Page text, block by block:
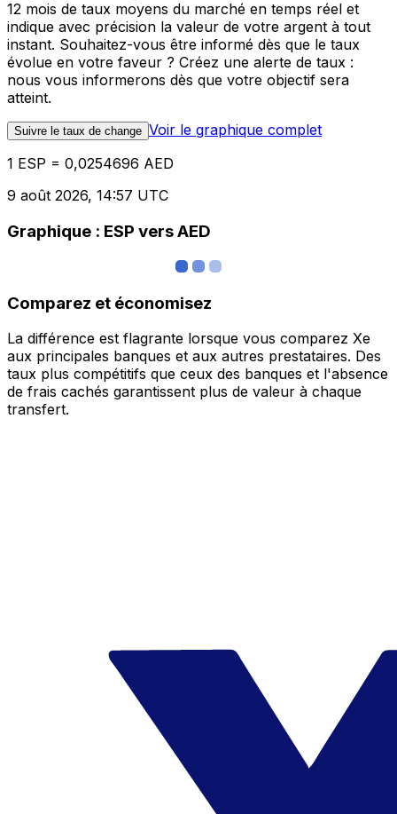
12 mois de taux moyens du marché en temps réel et
indique avec précision la valeur de votre argent à tout
instant. Souhaitez-vous être informé dès que le taux
évolue en votre faveur ? Créez une alerte de taux :
nous vous informerons dès que votre objectif sera
atteint.
Suivre le taux de change Voir le graphique complet
1 ESP = 0,0254696 AED
9 août 2026, 14:57 UTC
Graphique : ESP vers AED
Comparez et économisez
La différence est flagrante lorsque vous comparez Xe
aux principales banques et aux autres prestataires. Des
taux plus compétitifs que ceux des banques et l'absence
de frais cachés garantissent plus de valeur à chaque
transfert.